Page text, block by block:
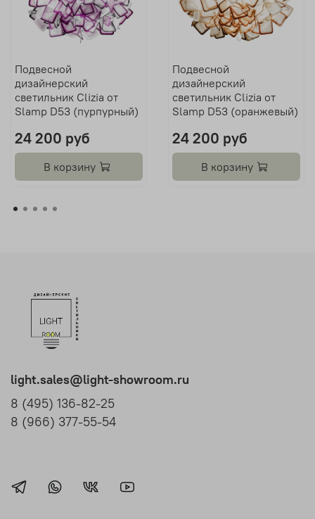
Подвесной
дизайнерский
светильник Clizia от
Slamp D53 (пурпурный)
24 200 руб
В корзину
Подвесной
дизайнерский
светильник Clizia от
Slamp D53 (оранжевый)
24 200 руб
В корзину
light.sales@light-showroom.ru
8 (495) 136-82-25
8 (966) 377-55-54